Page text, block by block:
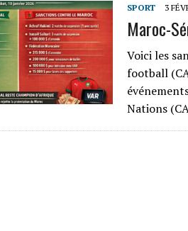
SPORT 3
Maroc-
Voici les
football
Nations